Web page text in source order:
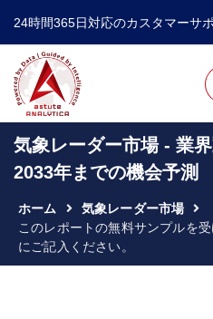
24時間365日対応のカスタマーサ
気象レーダー市場 - 業界
2033年までの機会予測
ホーム
気象レーダー市場
このレポートの無料サンプルを
にご記入ください。